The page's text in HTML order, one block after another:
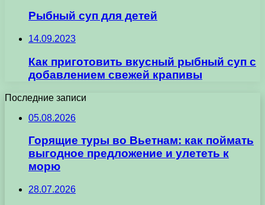
Рыбный суп для детей
14.09.2023
Как приготовить вкусный рыбный суп с
добавлением свежей крапивы
Последние записи
05.08.2026
Горящие туры во Вьетнам: как поймать
выгодное предложение и улететь к
морю
28.07.2026